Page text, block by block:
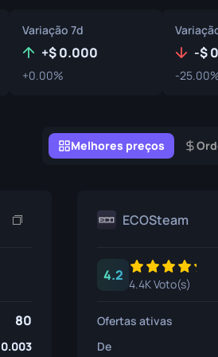
Souvenir
Destaque
Variação 7d
+ 0.000
+0.00%
-
-
Melhores preços
80
0.003
ECOSteam
4.2
4.4K Voto(s)
Ofertas ativas
De